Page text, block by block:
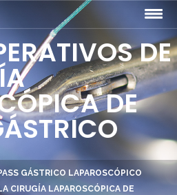
DE
DE
GÁSTRICO LAPAROSCÓPICO
CIRUGÍA LAPAROSCÓPICA DE